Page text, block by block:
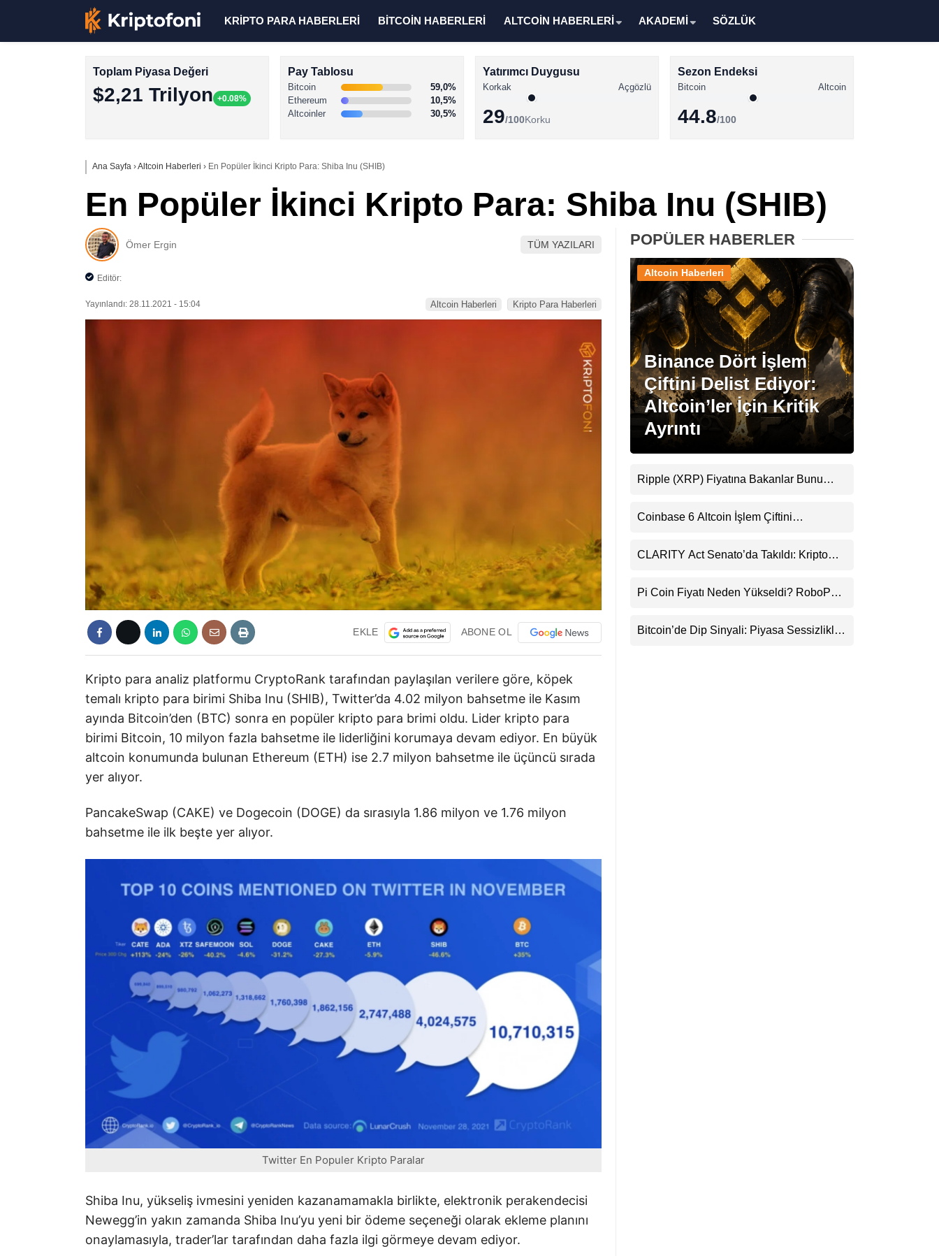
Altcoin Haberleri
Solana Haberleri
XRP Haberleri
Memecoin Haberleri
Stablecoin Haberleri
Facebook
Instagram
TikTok
KRİPTO PARA HABERLERİ BİTCOİN HABERLERİ ALTCOİN HABERLERİ AKADEMİ SÖZLÜK
Toplam Piyasa Değeri
$2,21 Trilyon +0.08%
Pay Tablosu
Bitcoin
59,0%
Ethereum
10,5%
Altcoinler
30,5%
Yatırımcı Duygusu
Korkak Açgözlü
29/100Korku
Sezon Endeksi
Bitcoin Altcoin
44.8/100
Ana Sayfa ›Altcoin Haberleri › En Popüler İkinci Kripto Para: Shiba Inu (SHIB)
En Popüler İkinci Kripto Para: Shiba Inu (SHIB)
Ömer Ergin TÜM YAZILARI
Editör:
Yayınlandı: 28.11.2021 - 15:04 Altcoin Haberleri Kripto Para Haberleri
EKLE ABONE OL
Kripto para analiz platformu CryptoRank tarafından paylaşılan verilere göre, köpek
temalı kripto para birimi Shiba Inu (SHIB), Twitter’da 4.02 milyon bahsetme ile Kasım
ayında Bitcoin’den (BTC) sonra en popüler kripto para brimi oldu. Lider kripto para
birimi Bitcoin, 10 milyon fazla bahsetme ile liderliğini korumaya devam ediyor. En büyük
altcoin konumunda bulunan Ethereum (ETH) ise 2.7 milyon bahsetme ile üçüncü sırada
yer alıyor.
PancakeSwap (CAKE) ve Dogecoin (DOGE) da sırasıyla 1.86 milyon ve 1.76 milyon
bahsetme ile ilk beşte yer alıyor.
Twitter En Populer Kripto Paralar
Shiba Inu, yükseliş ivmesini yeniden kazanamamakla birlikte, elektronik perakendecisi
Newegg’in yakın zamanda Shiba Inu’yu yeni bir ödeme seçeneği olarak ekleme planını
onaylamasıyla, trader’lar tarafından daha fazla ilgi görmeye devam ediyor.
POPÜLER HABERLER
Binance Dört İşlem
Çiftini Delist Ediyor:
Altcoin’ler İçin Kritik
Ayrıntı
Altcoin Haberleri
Ripple (XRP) Fiyatına Bakanlar Bunu
Uyarı
Coinbase 6 Altcoin İşlem Çiftini
CLARITY Act Senato’da Takıldı: Kripto
Pi Coin Fiyatı Neden Yükseldi? RoboPay
Destekledi
Bitcoin’de Dip Sinyali: Piyasa Sessizlikle